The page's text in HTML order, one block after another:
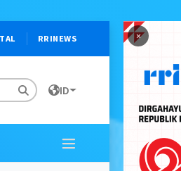
×
RRINEWS
ID